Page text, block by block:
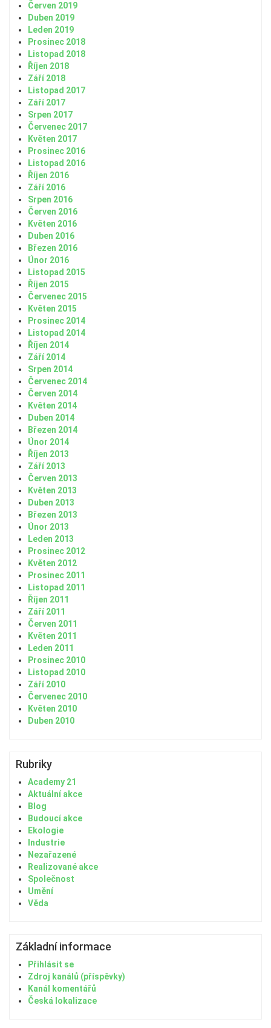
Červen 2019
Duben 2019
Leden 2019
Prosinec 2018
Listopad 2018
Říjen 2018
Září 2018
Listopad 2017
Září 2017
Srpen 2017
Červenec 2017
Květen 2017
Prosinec 2016
Listopad 2016
Říjen 2016
Září 2016
Srpen 2016
Červen 2016
Květen 2016
Duben 2016
Březen 2016
Únor 2016
Listopad 2015
Říjen 2015
Červenec 2015
Květen 2015
Prosinec 2014
Listopad 2014
Říjen 2014
Září 2014
Srpen 2014
Červenec 2014
Červen 2014
Květen 2014
Duben 2014
Březen 2014
Únor 2014
Říjen 2013
Září 2013
Červen 2013
Květen 2013
Duben 2013
Březen 2013
Únor 2013
Leden 2013
Prosinec 2012
Květen 2012
Prosinec 2011
Listopad 2011
Říjen 2011
Září 2011
Červen 2011
Květen 2011
Leden 2011
Prosinec 2010
Listopad 2010
Září 2010
Červenec 2010
Květen 2010
Duben 2010
Rubriky
Academy 21
Aktuální akce
Blog
Budoucí akce
Ekologie
Industrie
Nezařazené
Realizované akce
Společnost
Umění
Věda
Základní informace
Přihlásit se
Zdroj kanálů (příspěvky)
Kanál komentářů
Česká lokalizace